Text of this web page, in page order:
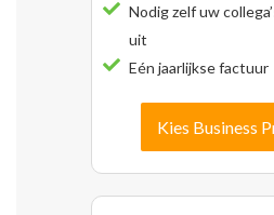
Nodig zelf uw
uit
Eén jaarlijkse factuur
Kies Business